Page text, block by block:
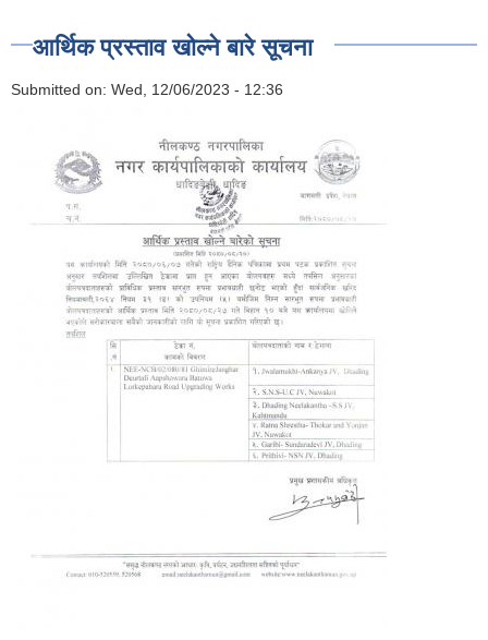
आर्थिक प्रस्ताव खोल्ने बारे सूचना
Submitted on: Wed, 12/06/2023 - 12:36